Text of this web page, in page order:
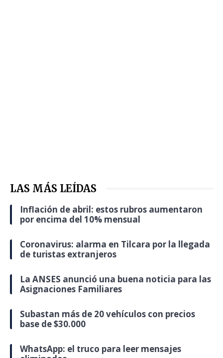
LAS MÁS LEÍDAS
Inflación de abril: estos rubros aumentaron
por encima del 10% mensual
Coronavirus: alarma en Tilcara por la llegada
de turistas extranjeros
La ANSES anunció una buena noticia para las
Asignaciones Familiares
Subastan más de 20 vehículos con precios
base de $30.000
WhatsApp: el truco para leer mensajes